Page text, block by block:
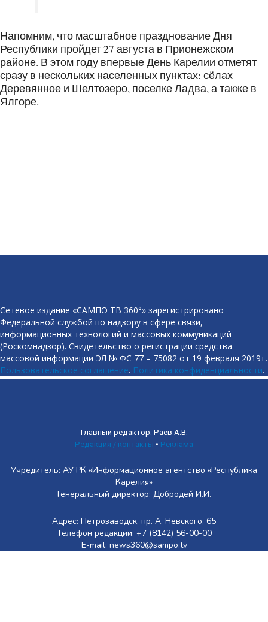
Напомним, что масштабное празднование Дня
Республики пройдет 27 августа в Прионежском
районе. В этом году впервые День Карелии отметят
сразу в нескольких населенных пунктах: сёлах
Деревянное и Шелтозеро, поселке Ладва, а также в
Ялгоре.
Сетевое издание «САМПО ТВ 360°» зарегистрировано
Федеральной службой по надзору в сфере связи,
информационных технологий и массовых коммуникаций
(Роскомнадзор). Свидетельство о регистрации средства
массовой информации ЭЛ № ФС 77 – 75082 от 19 февраля 2019 г.
Пользовательское соглашение. Политика конфиденциальности.
Главный редактор: Раев А.В.
Редакция / контакты • Реклама
Учредитель: АУ РК «Информационное агентство «Республика
Карелия»
Генеральный директор: Добродей И.И.
Адрес: Петрозаводск, пр. А. Невского, 65
Телефон редакции: +7 (8142) 56-00-00
E-mail: news360@sampo.tv